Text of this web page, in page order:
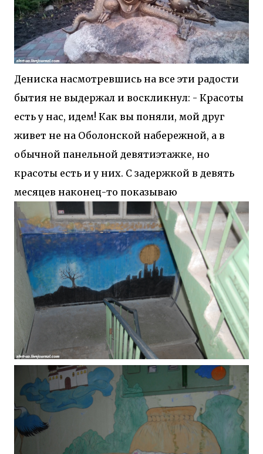
Дениска насмотревшись на все эти радости
бытия не выдержал и воскликнул: - Красоты
есть у нас, идем! Как вы поняли, мой друг
живет не на Оболонской набережной, а в
обычной панельной девятиэтажке, но
красоты есть и у них. С задержкой в девять
месяцев наконец-то показываю